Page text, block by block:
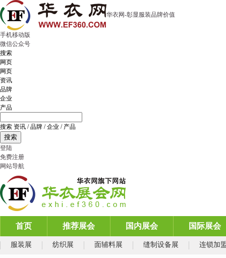
华衣网-彰显服装品牌价值
手机移动版
微信公众号
搜索
网页
网页
资讯
品牌
企业
产品
搜索 资讯 / 品牌 / 企业 / 产品
搜索
登陆
免费注册
网站导航
首页 推荐展会 国内展会 国际展会
服装展 纺织展 面辅料展 缝制设备展 连锁加